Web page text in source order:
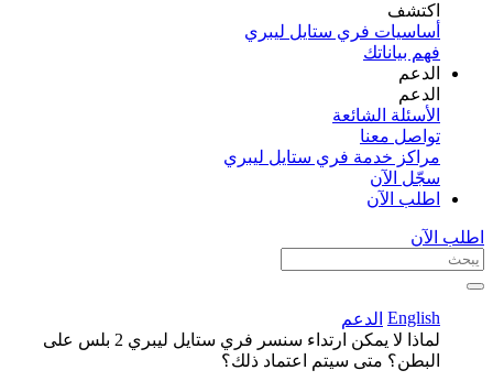
اكتشف​
أساسيات فري ستايل ليبري
فهم بياناتك
الدعم
الدعم
الأسئلة الشائعة
تواصل معنا
مراكز خدمة فري ستايل ليبري
سجّل الآن​
اطلب الآن
اطلب الآن
English الدعم
لماذا لا يمكن ارتداء سنسر فري ستايل ليبري 2 بلس على
البطن؟ متى سيتم اعتماد ذلك؟